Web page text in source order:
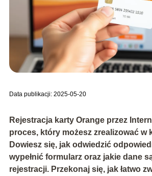
Data publikacji: 2025-05-20
Rejestracja karty Orange przez
proces, który możesz zrealizować w
Dowiesz się, jak odwiedzić
wypełnić formularz oraz jakie dane
rejestracji. Przekonaj się, jak łatwo